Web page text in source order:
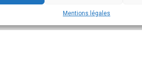
Mentions légales